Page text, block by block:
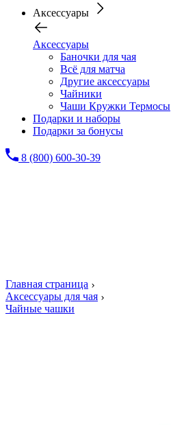
Аксессуары
Аксессуары
Баночки для чая
Всё для матча
Другие аксессуары
Чайники
Чаши Кружки Термосы
Подарки и наборы
Подарки за бонусы
8 (800) 600-30-39
Главная страница
Аксессуары для чая
Чайные чашки